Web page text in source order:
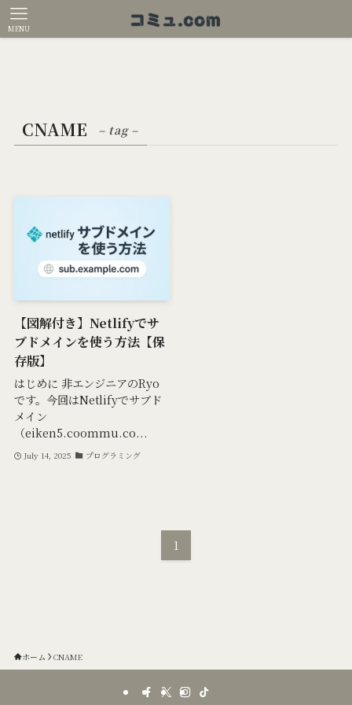
MENU
CNAME – tag –
【図解付き】Netlifyでサ
ブドメインを使う方法【保
存版】
はじめに 非エンジニアのRyo
です。今回はNetlifyでサブド
メイン
（eiken5.coommu.co...
July 14, 2025 プログラミング
1
ホーム CNAME